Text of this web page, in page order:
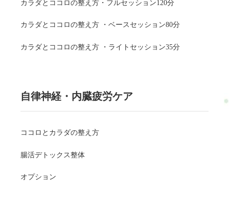
カラダとココロの整え方・フルセッション120分
カラダとココロの整え方 ・ベースセッション80分
カラダとココロの整え方 ・ライトセッション35分
自律神経・内臓疲労ケア
ココロとカラダの整え方
腸活デトックス整体
オプション